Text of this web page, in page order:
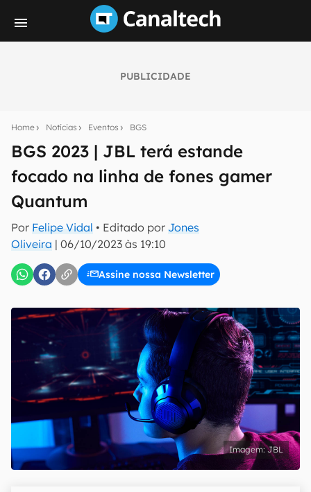
PUBLICIDADE
Home Notícias Eventos BGS
BGS 2023 | JBL terá estande
focado na linha de fones gamer
Quantum
Por Felipe Vidal • Editado por Jones
Oliveira | 06/10/2023 às 19:10
Assine nossa Newsletter
notícias e reviews sobre tecnologia em primeira
mão.
E-mail
inscreva-se
Confirmo que li, aceito e concordo com os Termos de
Uso e Política de Privacidade do Canaltech.
JBL